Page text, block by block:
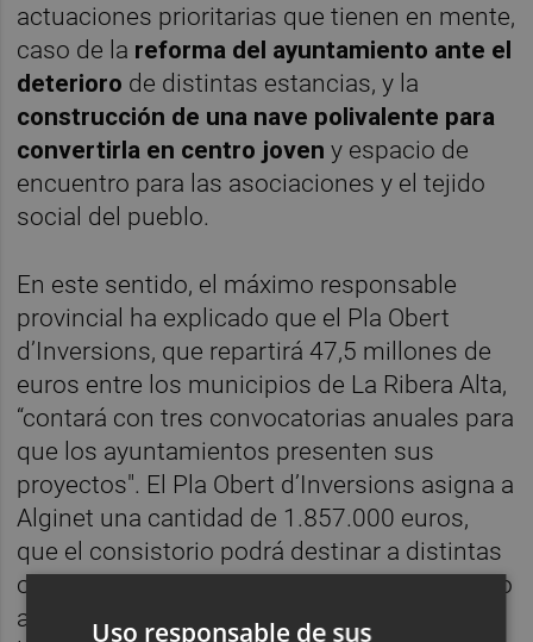
actuaciones prioritarias que tienen en mente,
caso de la reforma del ayuntamiento ante el
deterioro de distintas estancias, y la
construcción de una nave polivalente para
convertirla en centro joveny espacio de
encuentro para las asociaciones y el tejido
social del pueblo.
En este sentido, el máximo responsable
provincial ha explicado que el Pla Obert
d’Inversions, que repartirá 47,5 millones de
euros entre los municipios de La Ribera Alta,
“contará con tres convocatorias anuales para
que los ayuntamientos presenten sus
proyectos". El Pla Obert d’Inversions asigna a
Alginet una cantidad de 1.857.000 euros,
que el consistorio podrá destinar a distintas
obras y mejoras durante los próximos cuatro
años, 300.000 euros más que en la pasada
Uso responsable de sus